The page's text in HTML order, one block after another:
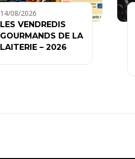
14/08/2026
LES VENDREDIS
GOURMANDS DE LA
LAITERIE – 2026